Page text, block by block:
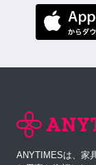
ANYTIMESは、家